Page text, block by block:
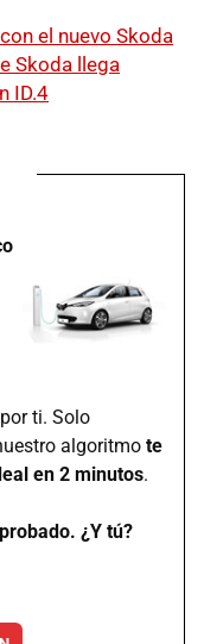
el nuevo Skoda
Skoda llega
ID.4
ti. Solo
algoritmo te
en 2 minutos.
¿Y tú?